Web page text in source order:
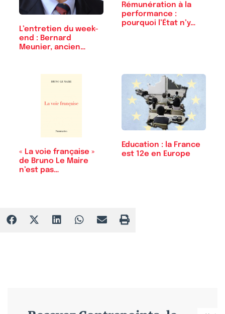
L’entretien du week-
end : Bernard
Meunier, ancien…
Rémunération à la
performance :
pourquoi l’État n’y…
« La voie française »
de Bruno Le Maire
n’est pas…
Education : la France
est 12e en Europe